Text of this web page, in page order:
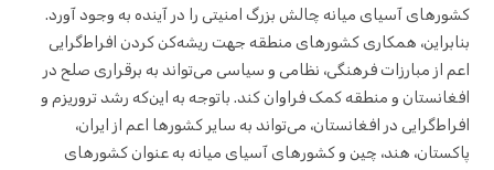
کشورهای آسیای میانه چالش بزرگ امنیتی را در آینده به وجود آورد.
بنابراین، همکاری کشورهای منطقه جهت ریشه‌کن کردن افراط‌گرایی
اعم از مبارزات فرهنگی، نظامی و سیاسی می‌تواند به برقراری صلح در
افغانستان و منطقه کمک فراوان کند. باتوجه به این‌که رشد تروریزم و
افراط‌گرایی در افغانستان، می‌تواند به سایر کشورها اعم از ایران،
پاکستان، هند، چین و کشورهای آسیای میانه به عنوان کشورهای